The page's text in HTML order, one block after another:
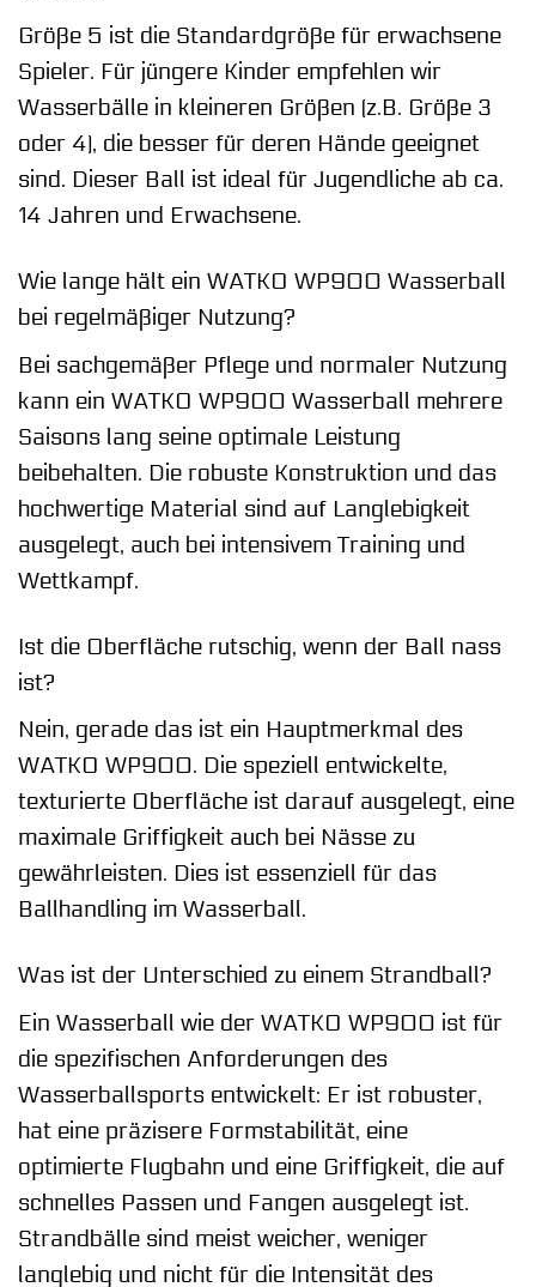
Größe 5 ist die Standardgröße für erwachsene
Spieler. Für jüngere Kinder empfehlen wir
Wasserbälle in kleineren Größen (z.B. Größe 3
oder 4), die besser für deren Hände geeignet
sind. Dieser Ball ist ideal für Jugendliche ab ca.
14 Jahren und Erwachsene.
Wie lange hält ein WATKO WP900 Wasserball
bei regelmäßiger Nutzung?
Bei sachgemäßer Pflege und normaler Nutzung
kann ein WATKO WP900 Wasserball mehrere
Saisons lang seine optimale Leistung
beibehalten. Die robuste Konstruktion und das
hochwertige Material sind auf Langlebigkeit
ausgelegt, auch bei intensivem Training und
Wettkampf.
Ist die Oberfläche rutschig, wenn der Ball nass
ist?
Nein, gerade das ist ein Hauptmerkmal des
WATKO WP900. Die speziell entwickelte,
texturierte Oberfläche ist darauf ausgelegt, eine
maximale Griffigkeit auch bei Nässe zu
gewährleisten. Dies ist essenziell für das
Ballhandling im Wasserball.
Was ist der Unterschied zu einem Strandball?
Ein Wasserball wie der WATKO WP900 ist für
die spezifischen Anforderungen des
Wasserballsports entwickelt: Er ist robuster,
hat eine präzisere Formstabilität, eine
optimierte Flugbahn und eine Griffigkeit, die auf
schnelles Passen und Fangen ausgelegt ist.
Strandbälle sind meist weicher, weniger
langlebig und nicht für die Intensität des